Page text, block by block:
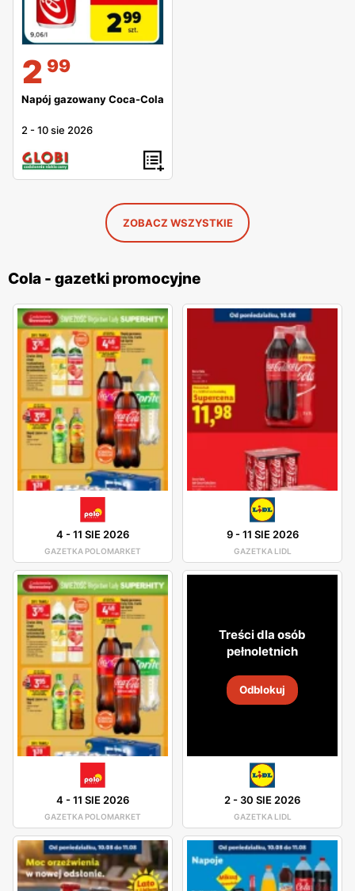
2 99
Napój gazowany Coca-Cola
2 -10 sie 2026
ZOBACZ WSZYSTKIE
Cola - gazetki promocyjne
4 -11 SIE 2026
GAZETKA POLOMARKET
9-11 SIE 2026
GAZETKA LIDL
4 -11 SIE 2026
GAZETKA POLOMARKET
Treści dla osób
pełnoletnich
Odblokuj
2- 30 SIE 2026
GAZETKA LIDL